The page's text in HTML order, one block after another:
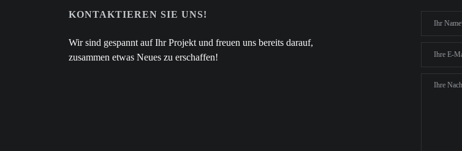
KONTAKTIEREN SIE UNS!
Wir sind gespannt auf Ihr Projekt und freuen uns bereits darauf,
zusammen etwas Neues zu erschaffen!